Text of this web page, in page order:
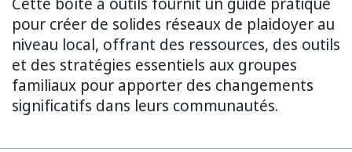
Cette boîte à outils fournit un guide pratique
pour créer de solides réseaux de plaidoyer au
niveau local, offrant des ressources, des outils
et des stratégies essentiels aux groupes
familiaux pour apporter des changements
significatifs dans leurs communautés.